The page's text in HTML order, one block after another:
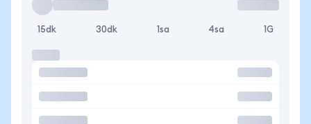
15dk 30dk 1sa 4sa 1G